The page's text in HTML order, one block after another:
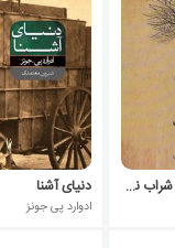
شکوفه های ارغوان و شراب نیمروز دنیای آشنا
ادوارد پی جونز